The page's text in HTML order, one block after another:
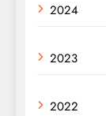
2024
2023
2022